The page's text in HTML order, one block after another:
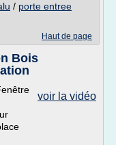
/ porte entree
Haut de page
Bois
voir la vidéo